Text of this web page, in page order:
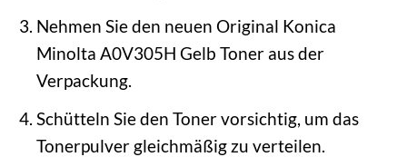
Nehmen Sie den neuen Original Konica
Minolta A0V305H Gelb Toner aus der
Verpackung.
Schütteln Sie den Toner vorsichtig, um das
Tonerpulver gleichmäßig zu verteilen.